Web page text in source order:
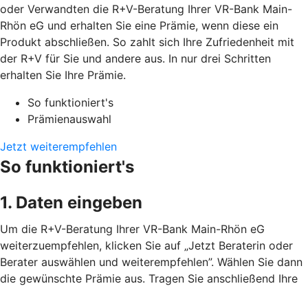
oder Verwandten die R+V-Beratung Ihrer VR-Bank Main-
Rhön eG und erhalten Sie eine Prämie, wenn diese ein
Produkt abschließen. So zahlt sich Ihre Zufriedenheit mit
der R+V für Sie und andere aus. In nur drei Schritten
erhalten Sie Ihre Prämie.
So funktioniert's
Prämienauswahl
Jetzt weiterempfehlen
So funktioniert's
1. Daten eingeben
Um die R+V-Beratung Ihrer VR-Bank Main-Rhön eG
weiterzuempfehlen, klicken Sie auf „Jetzt Beraterin oder
Berater auswählen und weiterempfehlen”. Wählen Sie dann
die gewünschte Prämie aus. Tragen Sie anschließend Ihre